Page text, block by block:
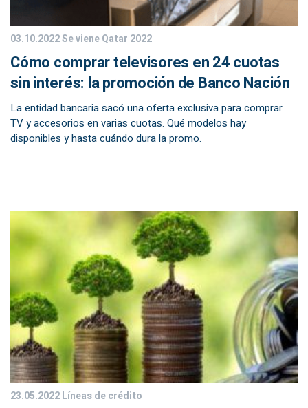
03.10.2022Se viene Qatar 2022
Cómo comprar televisores en 24 cuotas
sin interés: la promoción de Banco Nación
La entidad bancaria sacó una oferta exclusiva para comprar
TV y accesorios en varias cuotas. Qué modelos hay
disponibles y hasta cuándo dura la promo.
23.05.2022Líneas de crédito